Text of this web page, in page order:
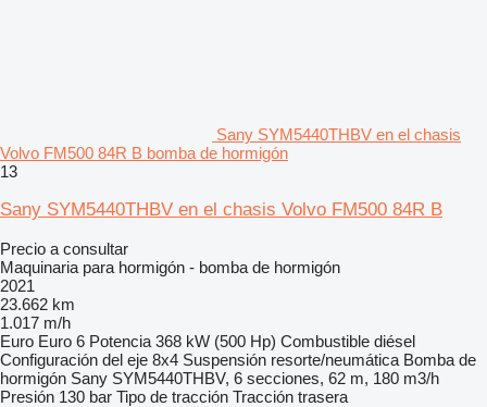
Sany SYM5440THBV en el chasis
Volvo FM500 84R B bomba de hormigón
13
Sany SYM5440THBV en el chasis Volvo FM500 84R B
Precio a consultar
Maquinaria para hormigón - bomba de hormigón
2021
23.662 km
1.017 m/h
Euro Euro 6 Potencia 368 kW (500 Hp) Combustible diésel
Configuración del eje 8x4 Suspensión resorte/neumática Bomba de
hormigón Sany SYM5440THBV, 6 secciones, 62 m, 180 m3/h
Presión 130 bar Tipo de tracción Tracción trasera